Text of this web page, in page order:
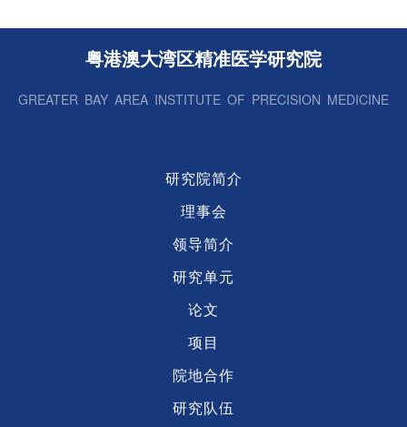
粤港澳大湾区精准医学研究院
GREATER BAY AREA INSTITUTE OF PRECISION MEDICINE
研究院简介
理事会
领导简介
研究单元
论文
项目
院地合作
研究队伍